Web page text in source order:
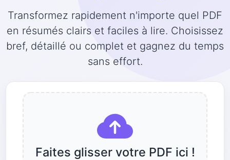
Transformez rapidement n'importe quel PDF
en résumés clairs et faciles à lire. Choisissez
bref, détaillé ou complet et gagnez du temps
sans effort.
Faites glisser votre PDF ici !